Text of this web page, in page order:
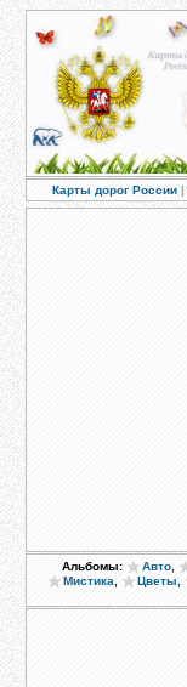
Карты дорог России |
Альбомы: Авто
Мистика Цветы